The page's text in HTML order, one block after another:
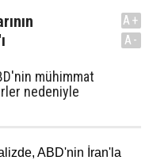
mühimmat
nedeniyle
A+
A-
ABD'nin İran'la